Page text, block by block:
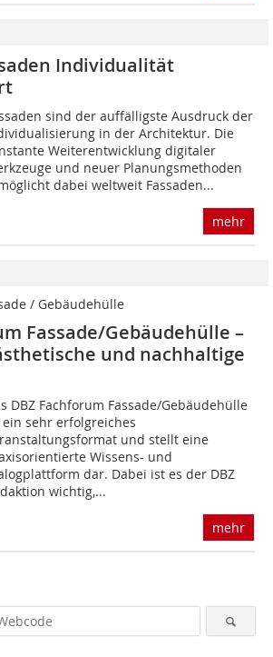
Individualität
sind der auffälligste Ausdruck der
in der Architektur. Die
Weiterentwicklung digitaler
und neuer Planungsmethoden
dabei weltweit Fassaden...
mehr
/ Gebäudehülle
Fassade/Gebäudehülle ­–
und nachhaltige
DBZ Fachforum Fassade/Gebäudehülle
ein sehr erfolgreiches
und stellt eine
Wissens- und
dar. Dabei ist es der DBZ
wichtig,...
mehr